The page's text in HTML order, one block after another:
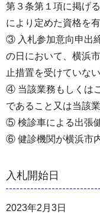
第３条第１項に掲げ
により定めた資格を
③ 入札参加意向申出
の日において、横浜
止措置を受けていな
④ 当該業務もしくは
であること又は当該
⑤ 検診車による出張
⑥ 健診機関が横浜市
入札開始日
2023年2月3日